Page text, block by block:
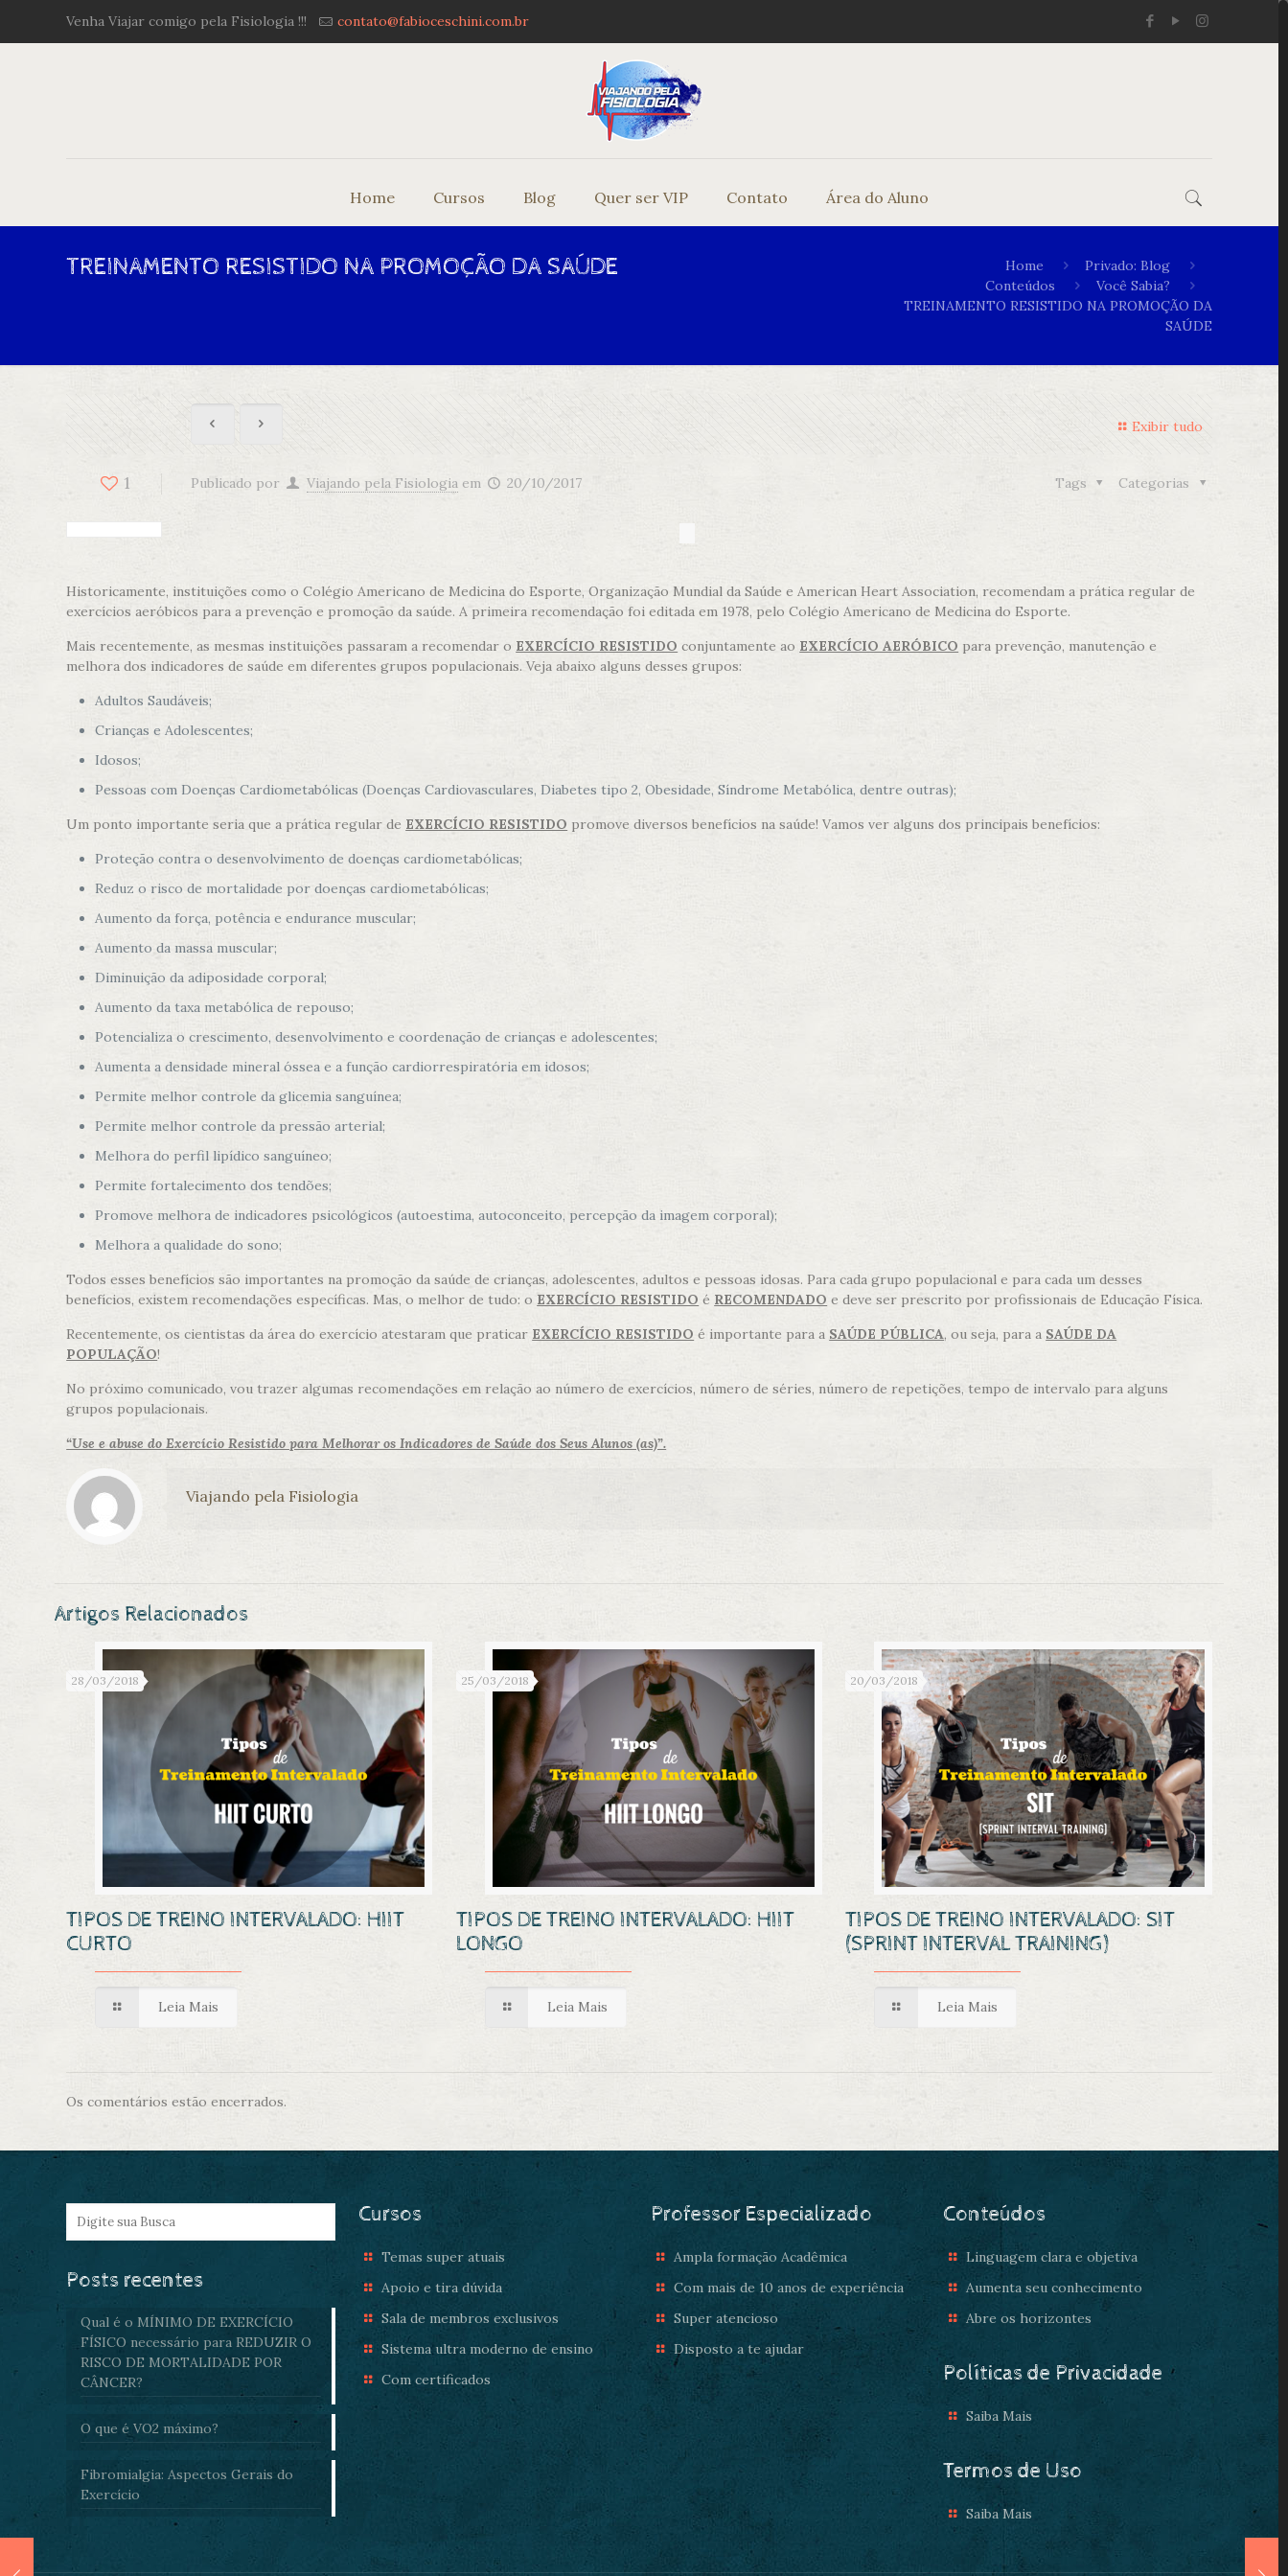
Venha Viajar comigo pela Fisiologia !!! contato@fabioceschini.com.br
Home Cursos Blog Quer ser VIP Contato Área do Aluno
TREINAMENTO RESISTIDO NA PROMOÇÃO DA SAÚDE Home
Privado: Blog
Conteúdos
Você Sabia?
TREINAMENTO RESISTIDO NA PROMOÇÃO DA
SAÚDE
Exibir tudo
1 Publicado por Viajando pela Fisiologia em 20/10/2017 Categorias
Tags
Historicamente, instituições como o Colégio Americano de Medicina do Esporte, Organização Mundial da Saúde e American Heart Association, recomendam a prática regular de
exercícios aeróbicos para a prevenção e promoção da saúde. A primeira recomendação foi editada em 1978, pelo Colégio Americano de Medicina do Esporte.
Mais recentemente, as mesmas instituições passaram a recomendar o EXERCÍCIO RESISTIDO conjuntamente ao EXERCÍCIO AERÓBICO para prevenção, manutenção e
melhora dos indicadores de saúde em diferentes grupos populacionais. Veja abaixo alguns desses grupos:
Adultos Saudáveis;
Crianças e Adolescentes;
Idosos;
Pessoas com Doenças Cardiometabólicas (Doenças Cardiovasculares, Diabetes tipo 2, Obesidade, Síndrome Metabólica, dentre outras);
Um ponto importante seria que a prática regular de EXERCÍCIO RESISTIDO promove diversos benefícios na saúde! Vamos ver alguns dos principais benefícios:
Proteção contra o desenvolvimento de doenças cardiometabólicas;
Reduz o risco de mortalidade por doenças cardiometabólicas;
Aumento da força, potência e endurance muscular;
Aumento da massa muscular;
Diminuição da adiposidade corporal;
Aumento da taxa metabólica de repouso;
Potencializa o crescimento, desenvolvimento e coordenação de crianças e adolescentes;
Aumenta a densidade mineral óssea e a função cardiorrespiratória em idosos;
Permite melhor controle da glicemia sanguínea;
Permite melhor controle da pressão arterial;
Melhora do perfil lipídico sanguíneo;
Permite fortalecimento dos tendões;
Promove melhora de indicadores psicológicos (autoestima, autoconceito, percepção da imagem corporal);
Melhora a qualidade do sono;
Todos esses benefícios são importantes na promoção da saúde de crianças, adolescentes, adultos e pessoas idosas. Para cada grupo populacional e para cada um desses
benefícios, existem recomendações específicas. Mas, o melhor de tudo: o EXERCÍCIO RESISTIDO é RECOMENDADO e deve ser prescrito por profissionais de Educação Física.
Recentemente, os cientistas da área do exercício atestaram que praticar EXERCÍCIO RESISTIDO é importante para a SAÚDE PÚBLICA, ou seja, para a SAÚDE DA
POPULAÇÃO!
No próximo comunicado, vou trazer algumas recomendações em relação ao número de exercícios, número de séries, número de repetições, tempo de intervalo para alguns
grupos populacionais.
“Use e abuse do Exercício Resistido para Melhorar os Indicadores de Saúde dos Seus Alunos (as)”.
Viajando pela Fisiologia
Artigos Relacionados
28/03/2018
TIPOS DE TREINO INTERVALADO: HIIT
CURTO
Leia Mais
25/03/2018
TIPOS DE TREINO INTERVALADO: HIIT
LONGO
Leia Mais
20/03/2018
TIPOS DE TREINO INTERVALADO: SIT
(SPRINT INTERVAL TRAINING)
Leia Mais
Os comentários estão encerrados.
Posts recentes
Qual é o MÍNIMO DE EXERCÍCIO
FÍSICO necessário para REDUZIR O
RISCO DE MORTALIDADE POR
CÂNCER?
O que é VO2 máximo?
Fibromialgia: Aspectos Gerais do
Exercício
Cursos
Temas super atuais
Apoio e tira dúvida
Sala de membros exclusivos
Sistema ultra moderno de ensino
Com certificados
Professor Especializado
Ampla formação Acadêmica
Com mais de 10 anos de experiência
Super atencioso
Disposto a te ajudar
Conteúdos
Linguagem clara e objetiva
Aumenta seu conhecimento
Abre os horizontes
Políticas de Privacidade
Saiba Mais
Termos de Uso
Saiba Mais